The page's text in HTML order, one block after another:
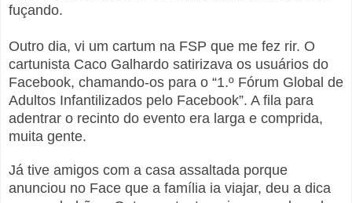
fuçando.
Outro dia, vi um cartum na FSP que me fez rir. O
cartunista Caco Galhardo satirizava os usuários do
Facebook, chamando-os para o “1.º Fórum Global de
Adultos Infantilizados pelo Facebook”. A fila para
adentrar o recinto do evento era larga e comprida,
muita gente.
Já tive amigos com a casa assaltada porque
anunciou no Face que a família ia viajar, deu a dica